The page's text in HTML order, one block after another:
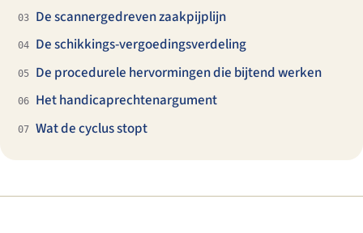
03 De scannergedreven zaakpijplijn
04 De schikkings-vergoedingsverdeling
05 De procedurele hervormingen die bijtend werken
06 Het handicaprechtenargument
07 Wat de cyclus stopt